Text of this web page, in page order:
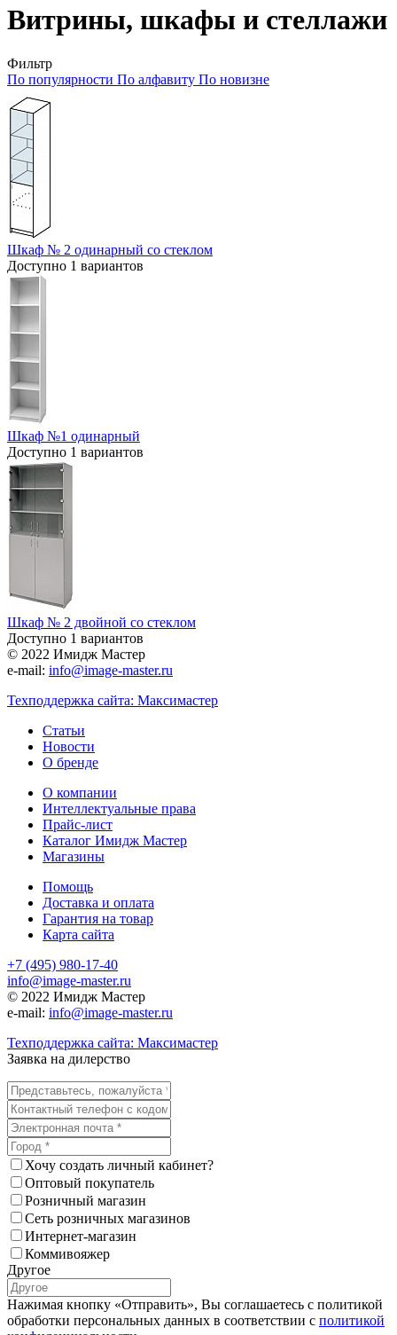
Витрины, шкафы и стеллажи
Фильтр
По популярности По алфавиту По новизне
Шкаф № 2 одинарный со стеклом
Доступно 1 вариантов
Шкаф №1 одинарный
Доступно 1 вариантов
Шкаф № 2 двойной со стеклом
Доступно 1 вариантов
© 2022 Имидж Мастер
e-mail: info@image-master.ru
Техподдержка сайта: Максимастер
Статьи
Новости
О бренде
О компании
Интеллектуальные права
Прайс-лист
Каталог Имидж Мастер
Магазины
Помощь
Доставка и оплата
Гарантия на товар
Карта сайта
+7 (495) 980-17-40
info@image-master.ru
© 2022 Имидж Мастер
e-mail: info@image-master.ru
Техподдержка сайта: Максимастер
Заявка на дилерство
Хочу создать личный кабинет?
Оптовый покупатель
Розничный магазин
Сеть розничных магазинов
Интернет-магазин
Коммивояжер
Другое
Нажимая кнопку «Отправить», Вы соглашаетесь с политикой
обработки персональных данных в соответствии с политикой